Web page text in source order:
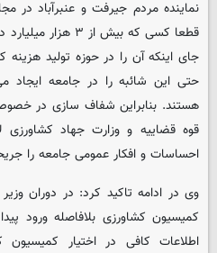
نماینده مردم جیرفت و عنبرآباد در
قطعا کسی که بیش از
جای اینکه آن را در حوزه تولید
حتی این شائبه را در جامعه
هستند. بنابراین شفاف سازی در
قوه قضاییه و وزارت جهاد
احساسات و افکار عمومی جامعه را
وی در ادامه تاکید کرد: در دوران
کمیسیون کشاورزی بلافاصله ورود
اطلاعات کافی در اختیار